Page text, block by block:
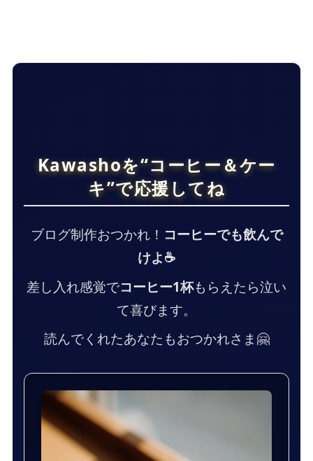
Kawashoを“コーヒー＆ケー
キ”で応援してね
ブログ制作おつかれ！ コーヒーでも飲んで
けよ☕
差し入れ感覚でコーヒー1杯もらえたら泣い
て喜びます。
読んでくれたあなたもおつかれさま🤗